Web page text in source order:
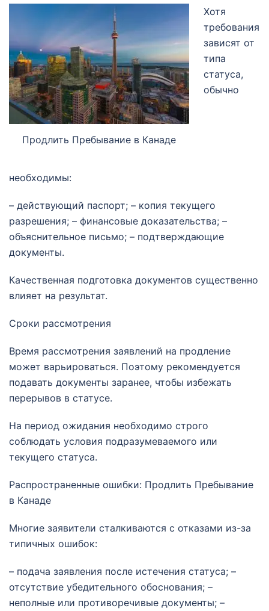
Продлить Пребывание в Канаде
Хотя
требования
зависят от
типа
статуса,
обычно
необходимы:
– действующий паспорт; – копия текущего
разрешения; – финансовые доказательства; –
объяснительное письмо; – подтверждающие
документы.
Качественная подготовка документов существенно
влияет на результат.
Сроки рассмотрения
Время рассмотрения заявлений на продление
может варьироваться. Поэтому рекомендуется
подавать документы заранее, чтобы избежать
перерывов в статусе.
На период ожидания необходимо строго
соблюдать условия подразумеваемого или
текущего статуса.
Распространенные ошибки: Продлить Пребывание
в Канаде
Многие заявители сталкиваются с отказами из-за
типичных ошибок:
– подача заявления после истечения статуса; –
отсутствие убедительного обоснования; –
неполные или противоречивые документы; –